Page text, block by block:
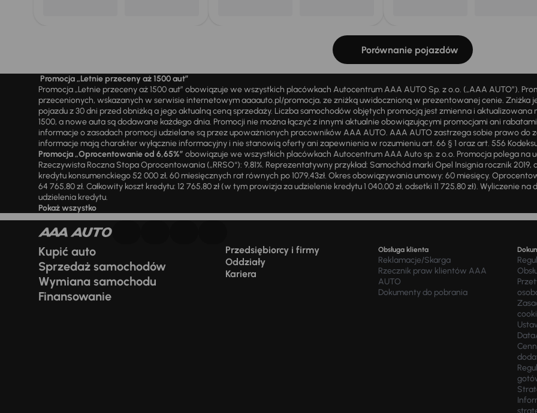
Porównanie pojazdów
Promocja „Letnie przeceny aż 1500 aut”
Promocja „Letnie przeceny aż 1500 aut” obowiązuje we wszystkich placówkach Autocentrum AAA AUTO Sp. z o.o. („AAA AUTO”).
przecenionych, wskazanych w serwisie internetowym aaaauto.pl/promocja, ze zniżką uwidocznioną w prezentowanej cenie. Zniżka
pojazdu z 30 dni przed obniżką a jego aktualną ceną sprzedaży. Liczba samochodów objętych promocją jest zmienna i
1500, a nowe auta są dodawane każdego dnia. Promocji nie można łączyć z innymi aktualnie obowiązującymi promocjami ani
informacje o zasadach promocji udzielane są przez upoważnionych pracowników AAA AUTO. AAA AUTO zastrzega sobie prawo
informacje mają charakter wyłącznie informacyjny i nie stanowią oferty ani zapewnienia w rozumieniu art. 66 § 1 oraz art. 556
Promocja „Oprocentowanie od 6,65%” obowiązuje we wszystkich placówkach Autocentrum AAA Auto sp. z o.o. Promocja polega na
Rzeczywista Roczna Stopa Oprocentowania („RRSO“): 9,81%. Reprezentatywny przykład: Samochód marki Opel Insignia rocznik 2019,
kredytu konsumenckiego 52 000 zł, 60 miesięcznych rat równych po 1079,43zł. Okres obowiązywania umowy: 60 miesięcy.
64 765,80 zł. Całkowity koszt kredytu: 12 765,80 zł (w tym prowizja za udzielenie kredytu 1 040,00 zł, odsetki 11 725,80 zł). Wyliczenie
udzielenia kredytu.
Pokaż wszystko
Kupić auto
Sprzedaż samochodów
Wymiana samochodu
Finansowanie
Przedsiębiorcy i firmy
Oddziały
Kariera
Obsługa klienta
Reklamacje/Skarga
Rzecznik praw klientów AAA
AUTO
Dokumenty do pobrania